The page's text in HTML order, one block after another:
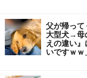
父が帰って
大型犬→母
えの違い
いですｗｗ